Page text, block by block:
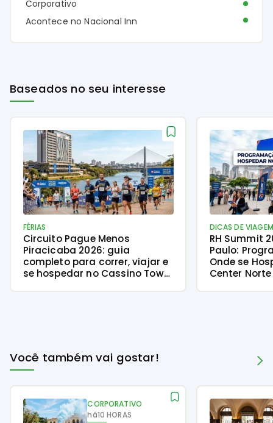
Corporativo
Acontece no Nacional Inn
Baseados no seu interesse
FÉRIAS
Circuito Pague Menos
Piracicaba 2026: guia
completo para correr, viajar e
se hospedar no Cassino Tower
DICAS DE VIAGEM
RH Summit
Paulo:
Onde se
Center Norte
Você também vai gostar!
CORPORATIVO
há10 HORAS